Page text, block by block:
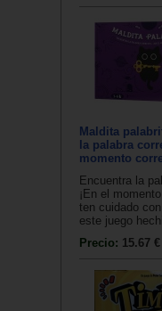
Maldita
la palabra
momento
Encuentra la
¡En el
ten cuidado
este juego
Precio: 15.67 €